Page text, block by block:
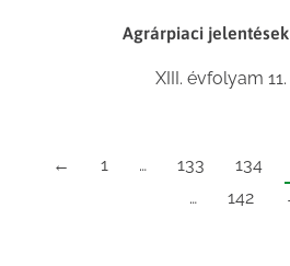
Agrárpiaci
XIII. évfolyam
← 1 … 133 134
…
142